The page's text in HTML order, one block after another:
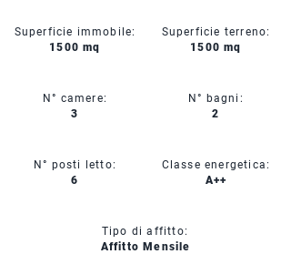
Superficie immobile:
1500 mq
N° camere:
3
N° posti letto:
6
Superficie terreno:
1500 mq
N° bagni:
2
Classe energetica:
A++
Tipo di affitto:
Affitto Mensile